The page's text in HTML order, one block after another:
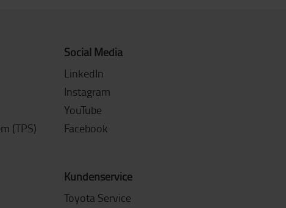
(TPS)
Social Media
LinkedIn
Instagram
YouTube
Facebook
Kundenservice
Toyota Service